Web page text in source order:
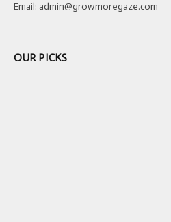
Email: admin@growmoregaze.com
OUR PICKS